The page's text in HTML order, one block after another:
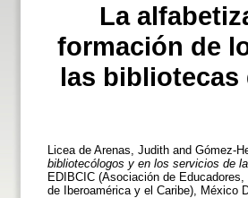
La
formación de
las bibliotecas
Licea de Arenas, Judith and Gómez-
bibliotecólogos y en los servicios de
EDIBCIC (Asociación de
de Iberoamérica y el Caribe), México